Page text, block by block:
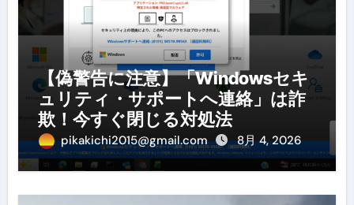
【偽警告に注意】「Windowsセキ
ュリティ・サポートへ連絡」は詐
欺！今すぐ閉じる対処法
pikakichi2015@gmail.com 8月 4, 2026